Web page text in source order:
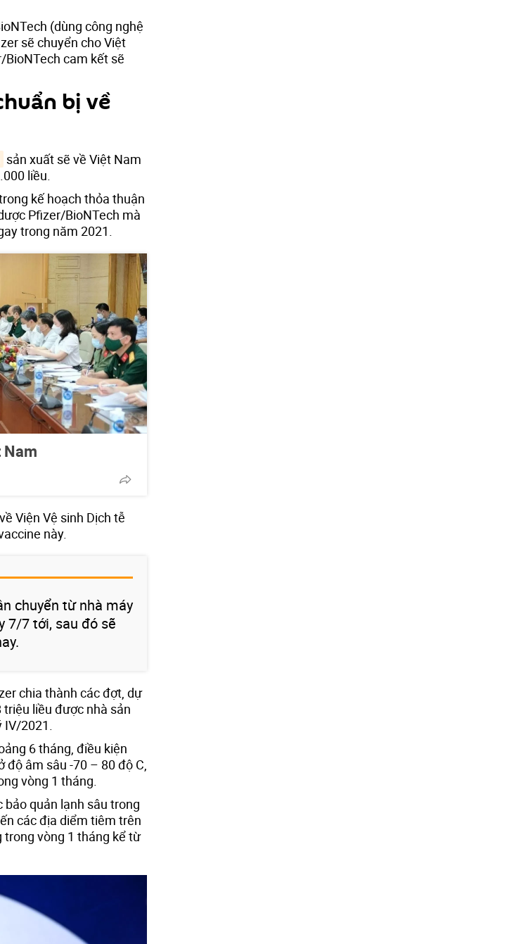
(dùng công nghệ
sẽ chuyển cho Việt
BioNTech cam kết sẽ
bị về
sản xuất sẽ về Việt Nam
liều.
kế hoạch thỏa thuận
Pfizer/BioNTech mà
trong năm 2021.
Nam
Viện Vệ sinh Dịch tễ
này.
chuyển từ nhà máy
7/7 tới, sau đó sẽ
chia thành các đợt, dự
liều được nhà sản
IV/2021.
6 tháng, điều kiện
độ âm sâu -70 – 80 độ C,
vòng 1 tháng.
quản lạnh sâu trong
các địa diểm tiêm trên
trong vòng 1 tháng kể từ